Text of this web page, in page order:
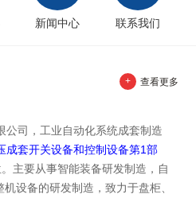
新闻中心 联系我们
+ 查看更多
司，工业自动化系统成套制造
成套开关设备和控制设备第1部
主要从事智能装备研发制造，自
设备的研发制造，致力于盘柜、